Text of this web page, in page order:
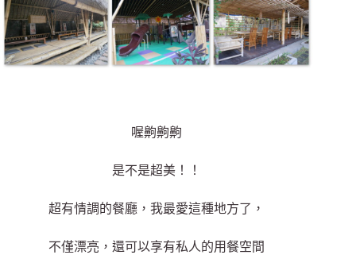
喔齁齁齁
是不是超美！！
超有情調的餐廳，我最愛這種地方了，
不僅漂亮，還可以享有私人的用餐空間